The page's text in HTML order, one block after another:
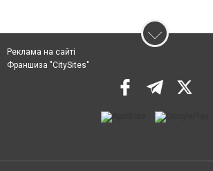
Реклама на сайті
Франшиза "CitySites"